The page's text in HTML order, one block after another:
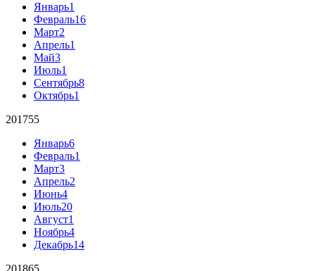
Январь1
Февраль16
Март2
Апрель1
Май3
Июль1
Сентябрь8
Октябрь1
201755
Январь6
Февраль1
Март3
Апрель2
Июнь4
Июль20
Август1
Ноябрь4
Декабрь14
201865